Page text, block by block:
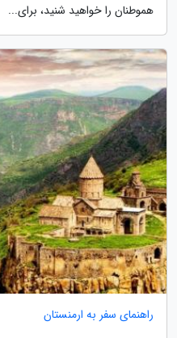
هموطنان را خواهید شنید، برای...
راهنمای سفر به ارمنستان